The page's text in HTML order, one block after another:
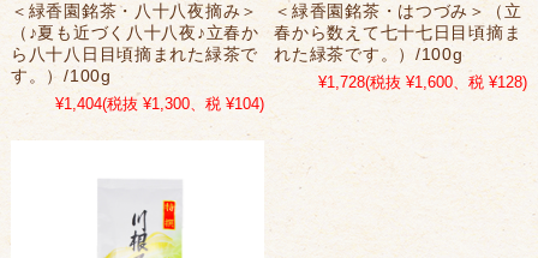
＜緑香園銘茶・八十八夜摘み＞
（♪夏も近づく八十八夜♪立春か
ら八十八日目頃摘まれた緑茶で
す。）/100g
¥1,404(税抜 ¥1,300、税 ¥104)
＜緑香園銘茶・はつづみ＞（立
春から数えて七十七日目頃摘ま
れた緑茶です。）/100g
¥1,728(税抜 ¥1,600、税 ¥128)